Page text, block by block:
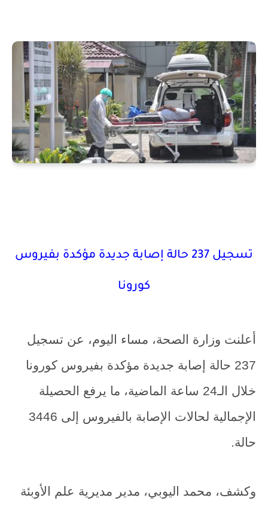
تسجيل 237 حالة إصابة جديدة مؤكدة بفيروس
كورونا
أعلنت وزارة الصحة، مساء اليوم، عن تسجيل
237 حالة إصابة جديدة مؤكدة بفيروس كورونا
خلال الـ24 ساعة الماضية، ما يرفع الحصيلة
الإجمالية لحالات الإصابة بالفيروس إلى 3446
حالة.
وكشف، محمد اليوبي، مدير مديرية علم الأوبئة